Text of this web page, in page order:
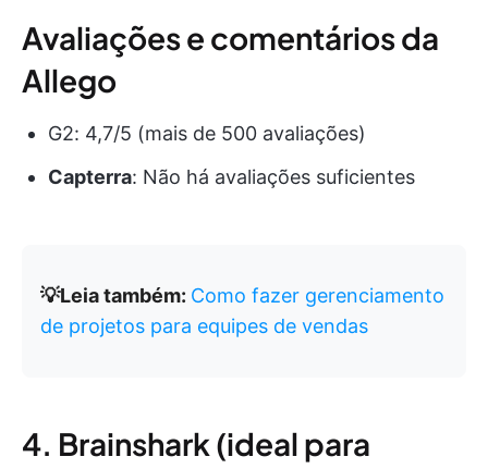
Avaliações e comentários da
Allego
G2: 4,7/5 (mais de 500 avaliações)
Capterra: Não há avaliações suficientes
💡Leia também: Como fazer gerenciamento
de projetos para equipes de vendas
4. Brainshark (ideal para